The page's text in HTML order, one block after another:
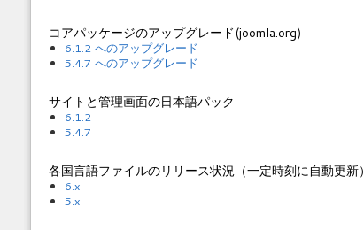
コアパッケージのアップグレード(joomla.org)
6.1.2 へのアップグレード
5.4.7 へのアップグレード
サイトと管理画面の日本語パック
6.1.2
5.4.7
各国言語ファイルのリリース状況（一定時刻に自動更新）
6.x
5.x